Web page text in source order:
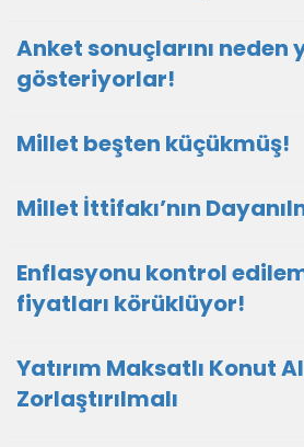
Anket sonuçlarını neden
gösteriyorlar!
Millet beşten küçükmüş!
Millet İttifakı’nın
Enflasyonu kontrol
fiyatları körüklüyor!
Yatırım Maksatlı Konut
Zorlaştırılmalı